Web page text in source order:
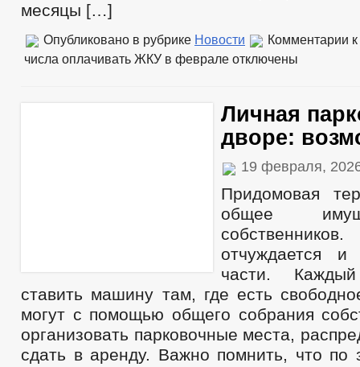
месяцы […]
Опубликовано в рубрике Новости Комментарии
числа оплачивать ЖКУ в феврале отключены
Личная
дворе:
19 февраля,
Придомовая
общее
отчуждается
части.
ставить машину там, где есть
могут с помощью общего собрания
организовать парковочные места,
сдать в аренду. Важно помнить, что по